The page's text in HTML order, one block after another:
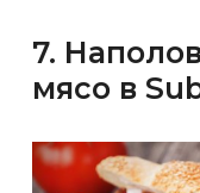
7.
мясо в